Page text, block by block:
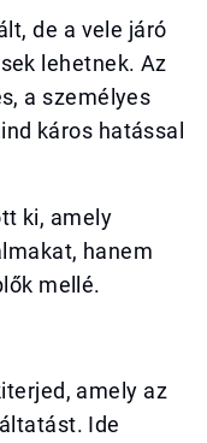
de a vele járó
lehetnek. Az
a személyes
káros hatással
ki, amely
hanem
mellé.
amely az
Ide